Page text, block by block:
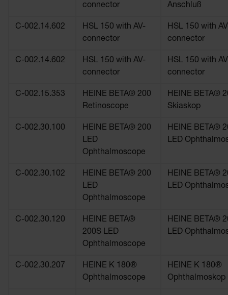
connector
Anschluß
C-002.14.602
HSL 150 with AV-
connector
HSL 150 with
connector
C-002.14.602
HSL 150 with AV-
connector
HSL 150 with
connector
C-002.15.353
HEINE BETA® 200
Retinoscope
HEINE BETA®
Skiaskop
C-002.30.100
HEINE BETA® 200
LED
Ophthalmoscope
HEINE BETA®
LED
C-002.30.102
HEINE BETA® 200
LED
Ophthalmoscope
HEINE BETA®
LED
C-002.30.120
HEINE BETA®
200S LED
Ophthalmoscope
HEINE BETA®
LED
C-002.30.207
HEINE K 180®
Ophthalmoscope
HEINE K 180®
Ophthalmoskop